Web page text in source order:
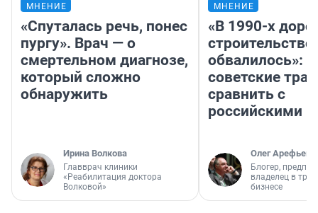
МНЕНИЕ
«Спуталась речь, понес
пургу». Врач — о
смертельном диагнозе,
который сложно
обнаружить
Ирина Волкова
Главврач клиники
«Реабилитация доктора
Волковой»
МНЕНИЕ
«В 1990-х
строительство
обвалилось»:
советские
сравнить с
российскими
Олег Арефьев
Блогер,
владелец в
бизнесе